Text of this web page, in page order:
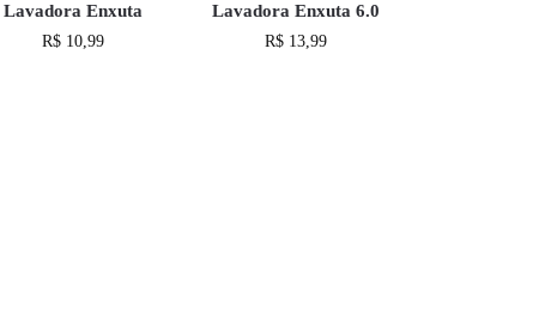
Lavadora Enxuta
R$ 10,99
Lavadora Enxuta 6.0
R$13,99